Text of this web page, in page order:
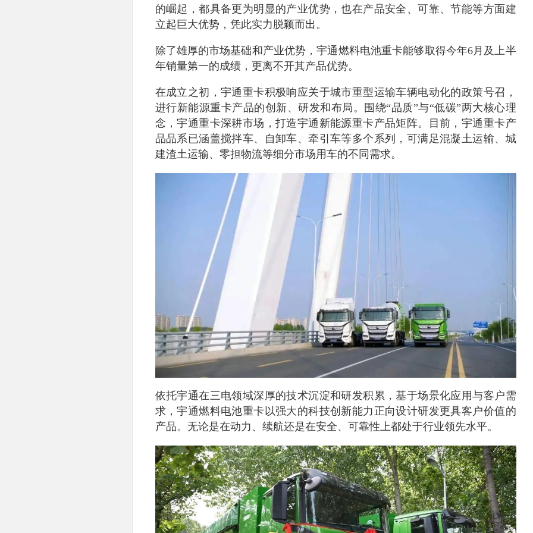
的崛起，都具备更为明显的产业优势，也在产品安全、可靠、节能等方面建
立起巨大优势，凭此实力脱颖而出。
除了雄厚的市场基础和产业优势，宇通燃料电池重卡能够取得今年6月及上半
年销量第一的成绩，更离不开其产品优势。
在成立之初，宇通重卡积极响应关于城市重型运输车辆电动化的政策号召，
进行新能源重卡产品的创新、研发和布局。围绕“品质”与“低碳”两大核心理
念，宇通重卡深耕市场，打造宇通新能源重卡产品矩阵。目前，宇通重卡产
品品系已涵盖搅拌车、自卸车、牵引车等多个系列，可满足混凝土运输、城
建渣土运输、零担物流等细分市场用车的不同需求。
依托宇通在三电领域深厚的技术沉淀和研发积累，基于场景化应用与客户需
求，宇通燃料电池重卡以强大的科技创新能力正向设计研发更具客户价值的
产品。无论是在动力、续航还是在安全、可靠性上都处于行业领先水平。